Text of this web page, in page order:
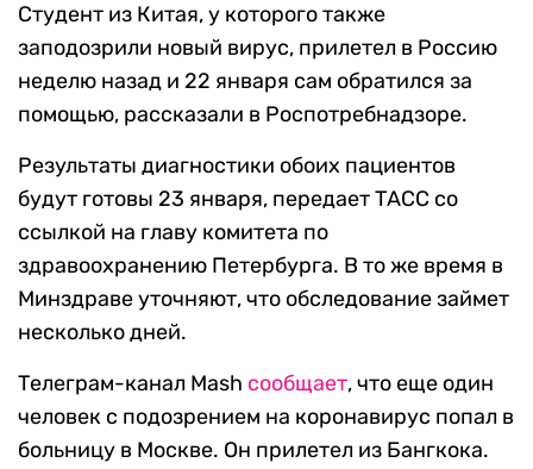
Студент из Китая, у которого также
заподозрили новый вирус, прилетел в Россию
неделю назад и 22 января сам обратился за
помощью, рассказали в Роспотребнадзоре.
Результаты диагностики обоих пациентов
будут готовы 23 января, передает ТАСС со
ссылкой на главу комитета по
здравоохранению Петербурга. В то же время в
Минздраве уточняют, что обследование займет
несколько дней.
Телеграм-канал Mash сообщает, что еще один
человек с подозрением на коронавирус попал в
больницу в Москве. Он прилетел из Бангкока.